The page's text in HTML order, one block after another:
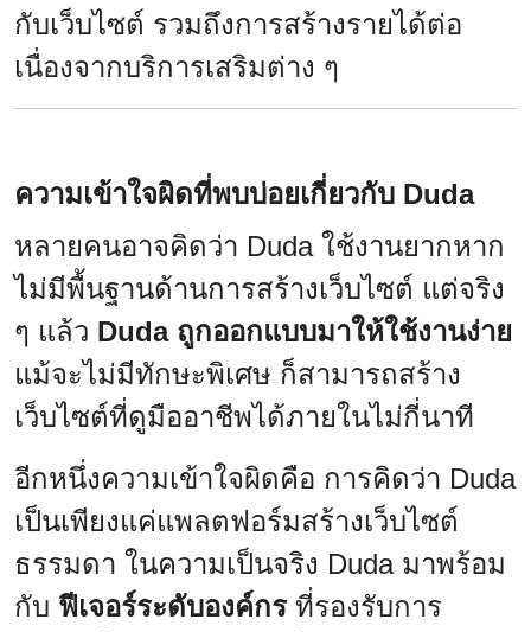
กับเว็บไซต์ รวมถึงการสร้างรายได้ต่อ
เนื่องจากบริการเสริมต่าง ๆ
ความเข้าใจผิดที่พบบ่อยเกี่ยวกับ Duda
หลายคนอาจคิดว่า Duda ใช้งานยากหาก
ไม่มีพื้นฐานด้านการสร้างเว็บไซต์ แต่จริง
ๆ แล้ว Duda ถูกออกแบบมาให้ใช้งานง่าย
แม้จะไม่มีทักษะพิเศษ ก็สามารถสร้าง
เว็บไซต์ที่ดูมืออาชีพได้ภายในไม่กี่นาที
อีกหนึ่งความเข้าใจผิดคือ การคิดว่า Duda
เป็นเพียงแค่แพลตฟอร์มสร้างเว็บไซต์
ธรรมดา ในความเป็นจริง Duda มาพร้อม
กับ ฟีเจอร์ระดับองค์กรที่รองรับการ